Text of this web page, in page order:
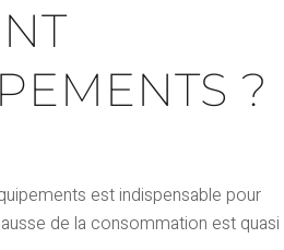
?
est indispensable pour
de la consommation est quasi